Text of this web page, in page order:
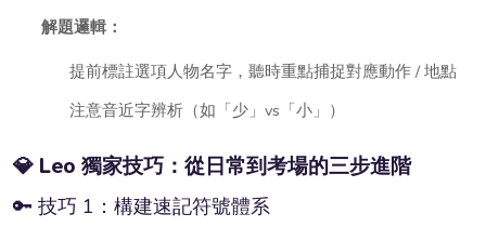
解題邏輯：
提前標註選項人物名字，聽時重點捕捉對應動作 / 地點
注意音近字辨析（如「少」vs「小」）
💎 Leo 獨家技巧：從日常到考場的三步進階
🔑 技巧 1：構建速記符號體系